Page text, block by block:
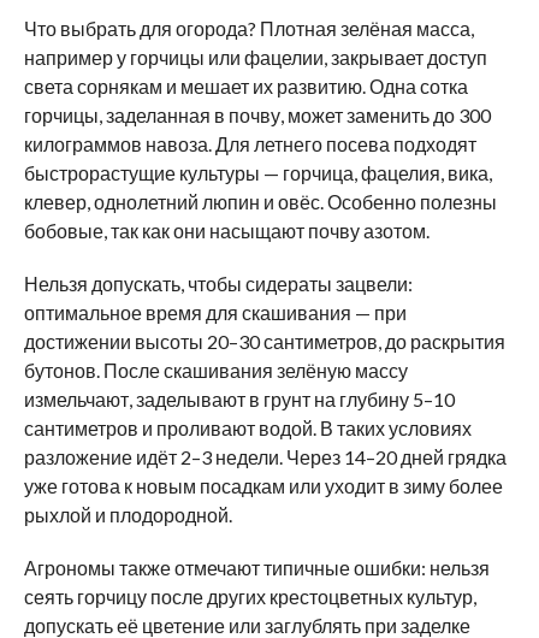
Что выбрать для огорода? Плотная зелёная масса,
например у горчицы или фацелии, закрывает доступ
света сорнякам и мешает их развитию. Одна сотка
горчицы, заделанная в почву, может заменить до 300
килограммов навоза. Для летнего посева подходят
быстрорастущие культуры — горчица, фацелия, вика,
клевер, однолетний люпин и овёс. Особенно полезны
бобовые, так как они насыщают почву азотом.
Нельзя допускать, чтобы сидераты зацвели:
оптимальное время для скашивания — при
достижении высоты 20–30 сантиметров, до раскрытия
бутонов. После скашивания зелёную массу
измельчают, заделывают в грунт на глубину 5–10
сантиметров и проливают водой. В таких условиях
разложение идёт 2–3 недели. Через 14–20 дней грядка
уже готова к новым посадкам или уходит в зиму более
рыхлой и плодородной.
Агрономы также отмечают типичные ошибки: нельзя
сеять горчицу после других крестоцветных культур,
допускать её цветение или заглублять при заделке